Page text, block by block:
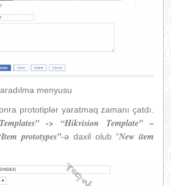
menyusu
prototiplər yaratmaq zamanı çatdı.
-> “Hikvision Template” –
prototypes”-ə daxil olub “New item